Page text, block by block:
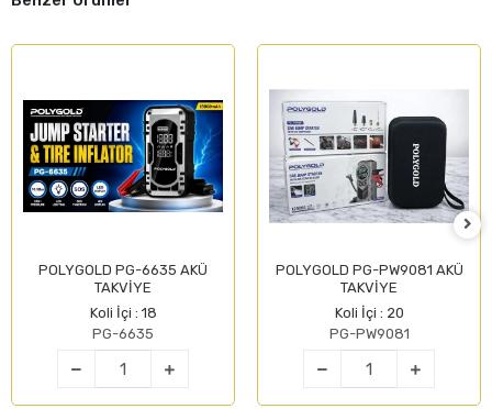
POLYGOLD PG-6635 AKÜ
TAKVİYE
Koli İçi : 18
PG-6635
POLYGOLD PG-PW9081 AKÜ
TAKVİYE
Koli İçi : 20
PG-PW9081